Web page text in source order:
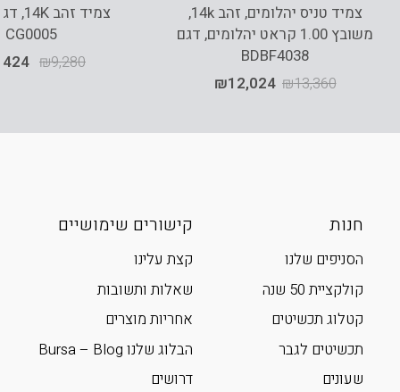
צמיד טניס יהלומים, זהב 14k,
משובץ 1.00 קראט יהלומים, דגם
BDBF4038
₪13,360
₪12,024
CG0005
₪9,280
חנות
הסניפים שלנו
קולקציית 50 שנה
קטלוג תכשיטים
תכשיטים לגבר
שעונים
קישורים שימושיים
קצת עלינו
שאלות ותשובות
אחריות מוצרים
הבלוג שלנו Bursa – Blog
דרושים